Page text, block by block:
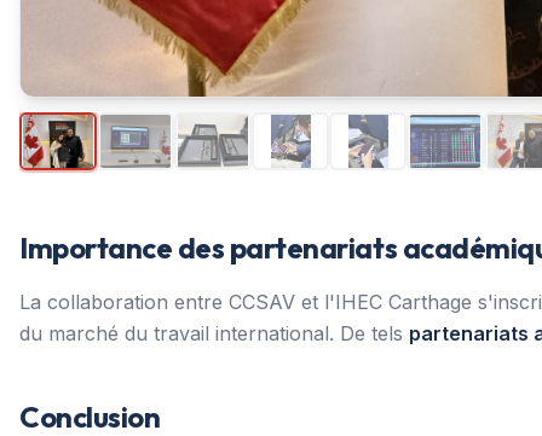
Importance des partenariats
La collaboration entre CCSAV et l'IHEC Carthage
du marché du travail international. De tels partenariats
Conclusion